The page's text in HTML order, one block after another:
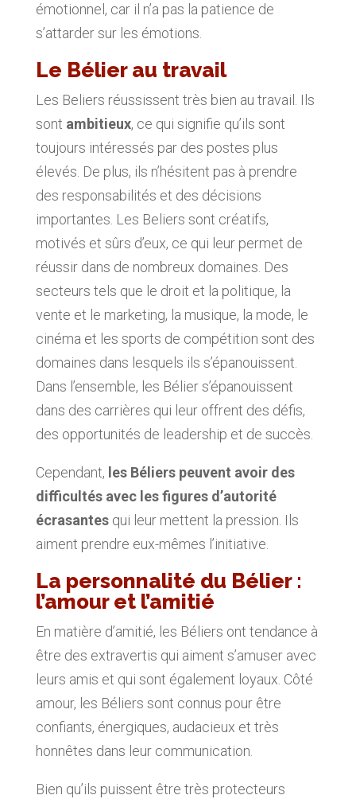
émotionnel, car il n’a pas la patience de
s’attarder sur les émotions.
Le Bélier au travail
Les Beliers réussissent très bien au travail. Ils
sont ambitieux, ce qui signifie qu’ils sont
toujours intéressés par des postes plus
élevés. De plus, ils n’hésitent pas à prendre
des responsabilités et des décisions
importantes. Les Beliers sont créatifs,
motivés et sûrs d’eux, ce qui leur permet de
réussir dans de nombreux domaines. Des
secteurs tels que le droit et la politique, la
vente et le marketing, la musique, la mode, le
cinéma et les sports de compétition sont des
domaines dans lesquels ils s’épanouissent.
Dans l’ensemble, les Bélier s’épanouissent
dans des carrières qui leur offrent des défis,
des opportunités de leadership et de succès.
Cependant, les Béliers peuvent avoir des
difficultés avec les figures d’autorité
écrasantesqui leur mettent la pression. Ils
aiment prendre eux-mêmes l’initiative.
La personnalité du Bélier :
l’amour et l’amitié
En matière d’amitié, les Béliers ont tendance à
être des extravertis qui aiment s’amuser avec
leurs amis et qui sont également loyaux. Côté
amour, les Béliers sont connus pour être
confiants, énergiques, audacieux et très
honnêtes dans leur communication.
Bien qu’ils puissent être très protecteurs